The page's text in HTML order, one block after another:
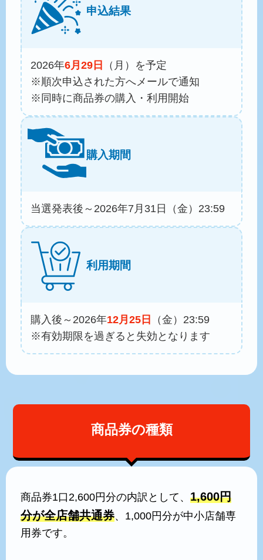
申込結果
2026年6月29日
（月）を予定
※順次申込された方へメールで通知
※同時に商品券の購入・利用開始
購入期間
当選発表後～2026年7月31日（金）23:59
利用期間
購入後～2026年12月25日
（金）23:59
※有効期限を過ぎると失効となります
商品券の種類
商品券1口2,600円分の内訳として、 1,600円
分が全店舗共通券、1,000円分が中小店舗専
用券です。